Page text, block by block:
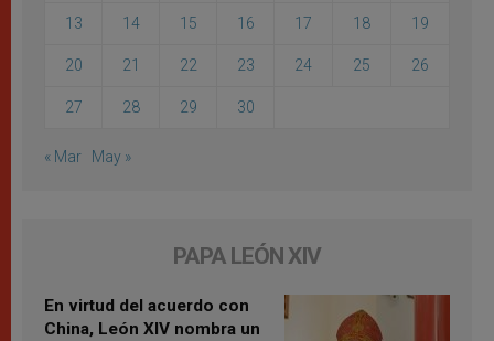
13 14 15 16 17 18 19
20 21 22 23 24 25 26
27 28 29 30
« Mar May »
PAPA LEÓN XIV
En virtud del acuerdo con
China, León XIV nombra un